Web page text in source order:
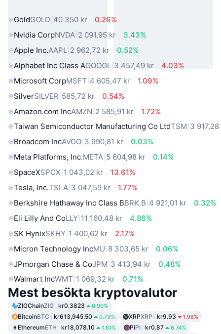
GoldGOLD 40 350 kr
0.26%
Nvidia CorpNVDA 2 091,95 kr
3.43%
Apple Inc.AAPL 2 962,72 kr
0.52%
Alphabet Inc Class AGOOGL 3 457,49 kr
4.03%
Microsoft CorpMSFT 4 605,47 kr
1.09%
SilverSILVER 585,72 kr
0.54%
Amazon.com IncAMZN 2 585,91 kr
1.72%
Taiwan Semiconductor Manufacturing Co LtdTSM 3
Broadcom IncAVGO 3 990,81 kr
0.03%
Meta Platforms, Inc.META 5 604,98 kr
0.14%
SpaceXSPCX 1 043,02 kr
13.61%
Tesla, Inc.TSLA 3 047,59 kr
1.77%
Berkshire Hathaway Inc Class BBRK.B 4 921,01 kr
0.32%
Eli Lilly And CoLLY 11 160,48 kr
4.86%
SK HynixSKHY 1 400,62 kr
2.17%
Micron Technology IncMU 8 303,65 kr
0.06%
JPmorgan Chase & CoJPM 3 413,94 kr
0.48%
Walmart IncWMT 1 069,32 kr 0.71%
Mest besökta kryptovalutor
ZIGChainZIG kr0.3823 0.90%
BitcoinBTC kr613,945.50 0.73% XRPXRP kr9.93 1.98%
EthereumETH kr18,078.10 1.81% PiPI kr0.87 6.74%